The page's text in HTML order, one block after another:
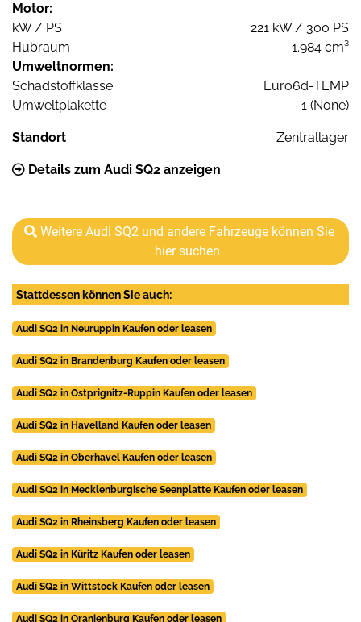
Motor:
kW / PS
221 kW / 300 PS
Hubraum
1.984 cm³
Umweltnormen:
Schadstoffklasse
Euro6d-TEMP
Umweltplakette
1 (None)
Standort Zentrallager
Details zum Audi SQ2 anzeigen
Weitere Audi SQ2 und andere Fahrzeuge können Sie
hier suchen
Stattdessen können Sie auch:
Audi SQ2 in Neuruppin Kaufen oder leasen
Audi SQ2 in Brandenburg Kaufen oder leasen
Audi SQ2 in Ostprignitz-Ruppin Kaufen oder leasen
Audi SQ2 in Havelland Kaufen oder leasen
Audi SQ2 in Oberhavel Kaufen oder leasen
Audi SQ2 in Mecklenburgische Seenplatte Kaufen oder leasen
Audi SQ2 in Rheinsberg Kaufen oder leasen
Audi SQ2 in Küritz Kaufen oder leasen
Audi SQ2 in Wittstock Kaufen oder leasen
Audi SQ2 in Oranienburg Kaufen oder leasen